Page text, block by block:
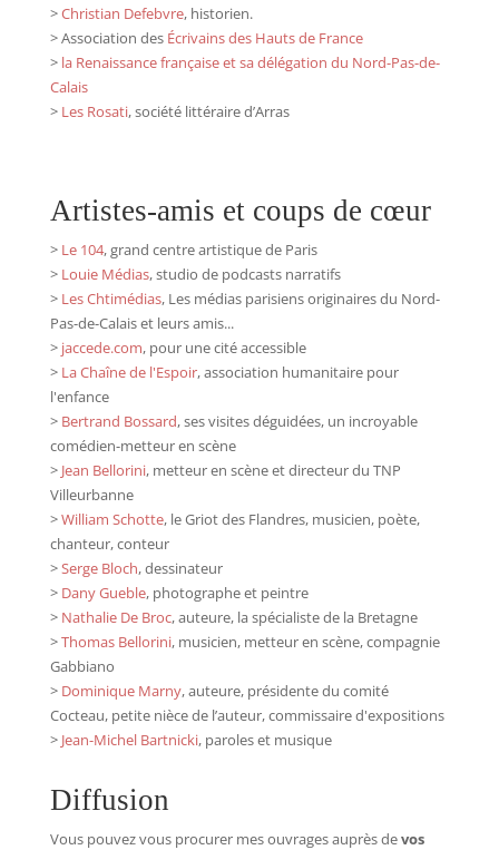
>Christian Defebvre, historien.
> Association des Écrivains des Hauts de France
> la Renaissance française et sa délégation du Nord-Pas-de-
Calais
> Les Rosati, société littéraire d’Arras
Artistes-amis et coups de cœur
> Le 104, grand centre artistique de Paris
> Louie Médias, studio de podcasts narratifs
> Les Chtimédias, Les médias parisiens originaires du Nord-
Pas-de-Calais et leurs amis...
> jaccede.com, pour une cité accessible
> La Chaîne de l'Espoir, association humanitaire pour
l'enfance
> Bertrand Bossard, ses visites déguidées, un incroyable
comédien-metteur en scène
> Jean Bellorini, metteur en scène et directeur du TNP
Villeurbanne
>William Schotte, le Griot des Flandres, musicien, poète,
chanteur, conteur
>Serge Bloch, dessinateur
> Dany Gueble, photographe et peintre
> Nathalie De Broc, auteure, la spécialiste de la Bretagne
>Thomas Bellorini, musicien, metteur en scène, compagnie
Gabbiano
> Dominique Marny, auteure, présidente du comité
Cocteau, petite nièce de l’auteur, commissaire d'expositions
> Jean-Michel Bartnicki, paroles et musique
Diffusion
Vous pouvez vous procurer mes ouvrages auprès devos